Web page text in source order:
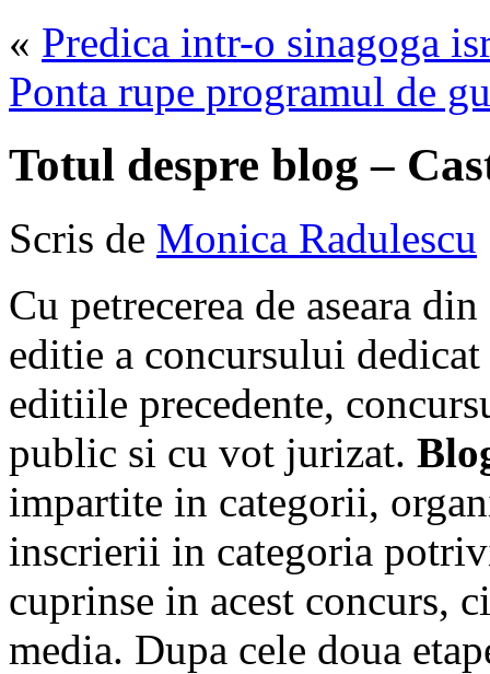
« Predica intr-o sinagoga
Ponta rupe programul de
Totul despre blog –
Scris de Monica Radulescu
Cu petrecerea de aseara
editie a concursului
editiile precedente,
public si cu vot jurizat.
impartite in categorii,
inscrierii in categoria
cuprinse in acest concurs,
media. Dupa cele doua